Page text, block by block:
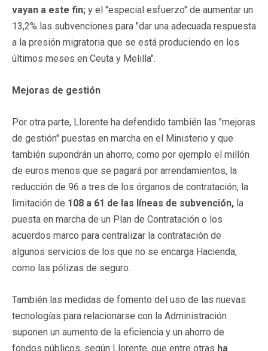
vayan a este fin; y el "especial esfuerzo" de aumentar un
13,2% las subvenciones para "dar una adecuada respuesta
a la presión migratoria que se está produciendo en los
últimos meses en Ceuta y Melilla".
Mejoras de gestión
Por otra parte, Llorente ha defendido también las "mejoras
de gestión" puestas en marcha en el Ministerio y que
también supondrán un ahorro, como por ejemplo el millón
de euros menos que se pagará por arrendamientos, la
reducción de 96 a tres de los órganos de contratación, la
limitación de 108 a 61 de las líneas de subvención, la
puesta en marcha de un Plan de Contratación o los
acuerdos marco para centralizar la contratación de
algunos servicios de los que no se encarga Hacienda,
como las pólizas de seguro.
También las medidas de fomento del uso de las nuevas
tecnologías para relacionarse con la Administración
suponen un aumento de la eficiencia y un ahorro de
fondos públicos, según Llorente, que entre otras ha